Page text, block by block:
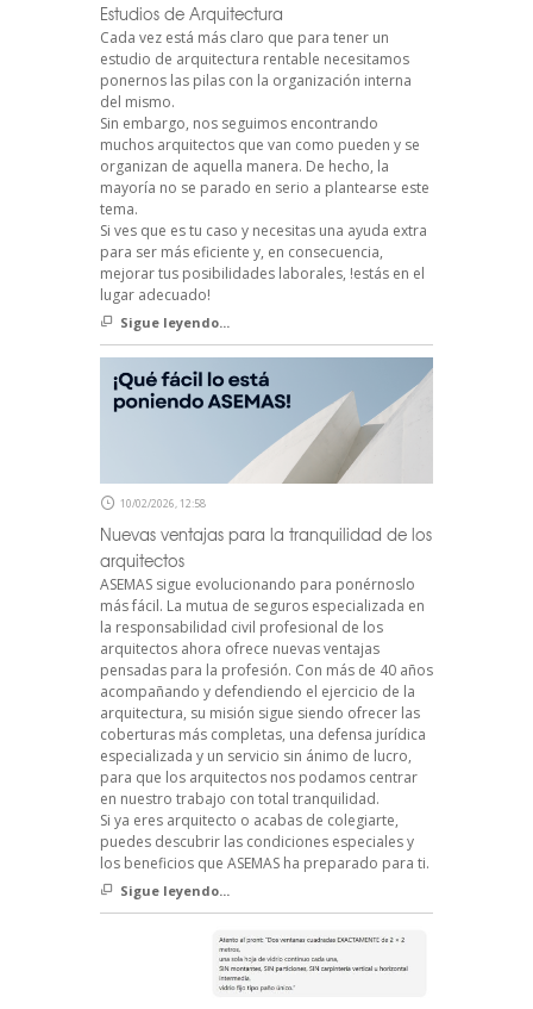
Estudios de Arquitectura
Cada vez está más claro que para tener un
estudio de arquitectura rentable necesitamos
ponernos las pilas con la organización interna
del mismo.
Sin embargo, nos seguimos encontrando
muchos arquitectos que van como pueden y se
organizan de aquella manera. De hecho, la
mayoría no se parado en serio a plantearse este
tema.
Si ves que es tu caso y necesitas una ayuda extra
para ser más eficiente y, en consecuencia,
mejorar tus posibilidades laborales, !estás en el
lugar adecuado!
Sigue leyendo...
10/02/2026, 12:58
Nuevas ventajas para la tranquilidad de los
arquitectos
ASEMAS sigue evolucionando para ponérnoslo
más fácil. La mutua de seguros especializada en
la responsabilidad civil profesional de los
arquitectos ahora ofrece nuevas ventajas
pensadas para la profesión. Con más de 40 años
acompañando y defendiendo el ejercicio de la
arquitectura, su misión sigue siendo ofrecer las
coberturas más completas, una defensa jurídica
especializada y un servicio sin ánimo de lucro,
para que los arquitectos nos podamos centrar
en nuestro trabajo con total tranquilidad.
Si ya eres arquitecto o acabas de colegiarte,
puedes descubrir las condiciones especiales y
los beneficios que ASEMAS ha preparado para ti.
Sigue leyendo...